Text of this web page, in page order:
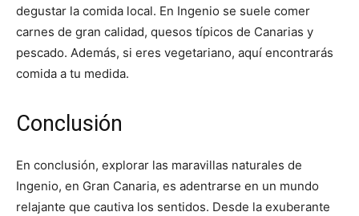
degustar la comida local. En Ingenio se suele comer
carnes de gran calidad, quesos típicos de Canarias y
pescado. Además, si eres vegetariano, aquí encontrarás
comida a tu medida.
Conclusión
En conclusión, explorar las maravillas naturales de
Ingenio, en Gran Canaria, es adentrarse en un mundo
relajante que cautiva los sentidos. Desde la exuberante